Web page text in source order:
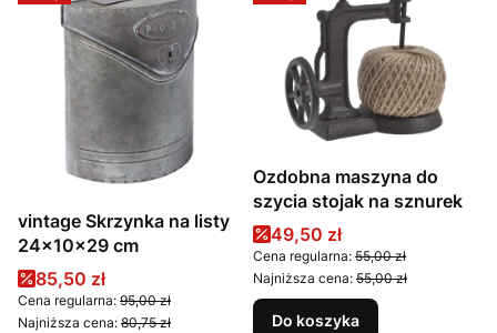
vintage Skrzynka na listy
24x10x29 cm
Cena promocyjna
85,50 zł
Cena regularna: 95,00 zł
Najniższa cena: 80,75 zł
Ozdobna maszyna do
szycia stojak na sznurek
Cena promocyjna
49,50 zł
Cena regularna: 55,00 zł
Najniższa cena: 55,00 zł
Do koszyka